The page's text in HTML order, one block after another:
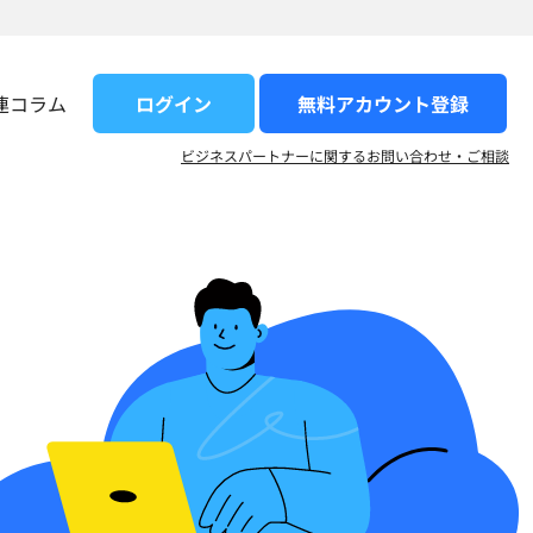
コラム ログイン 無料アカウント登録​
ビジネスパートナーに関するお問い合わせ・ご相談